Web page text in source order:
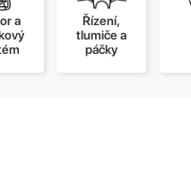
a
Řízení,
tlumiče a
páčky